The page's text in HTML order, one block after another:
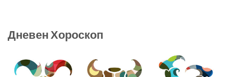
Дневен Хороскоп